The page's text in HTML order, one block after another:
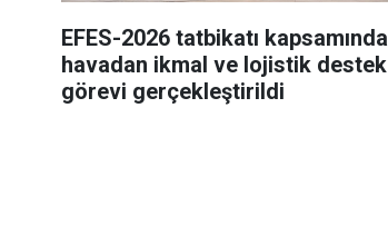
EFES-2026 tatbikatı kapsamında
havadan ikmal ve lojistik destek
görevi gerçekleştirildi